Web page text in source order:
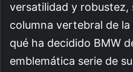
versatilidad y
columna vertebral de
qué ha decidido BMW
emblemática serie de